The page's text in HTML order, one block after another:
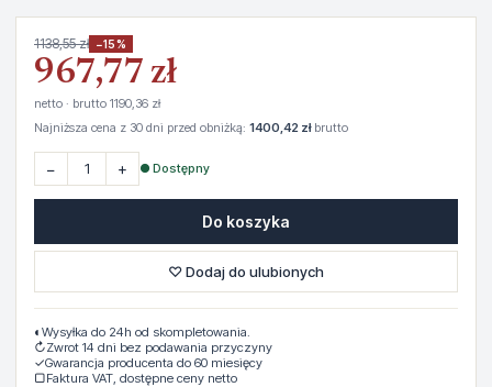
1138,55 zł −15%
967,77 zł
netto · brutto 1190,36 zł
Najniższa cena z 30 dni przed obniżką: 1400,42 złbrutto
− + ● Dostępny
Do koszyka
♡ Dodaj do ulubionych
◐ Wysyłka do 24h od skompletowania.
↻Zwrot 14 dni bez podawania przyczyny
✓Gwarancja producenta do 60 miesięcy
▢Faktura VAT, dostępne ceny netto